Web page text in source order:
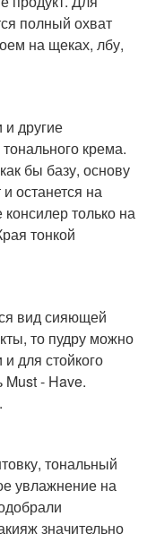
полный охват
на щеках, лбу,
другие
крема.
бы базу, основу
останется на
только на
тонкой
вид сияющей
то пудру можно
для стойкого
Must - Have.
тональный
увлажнение на
значительно